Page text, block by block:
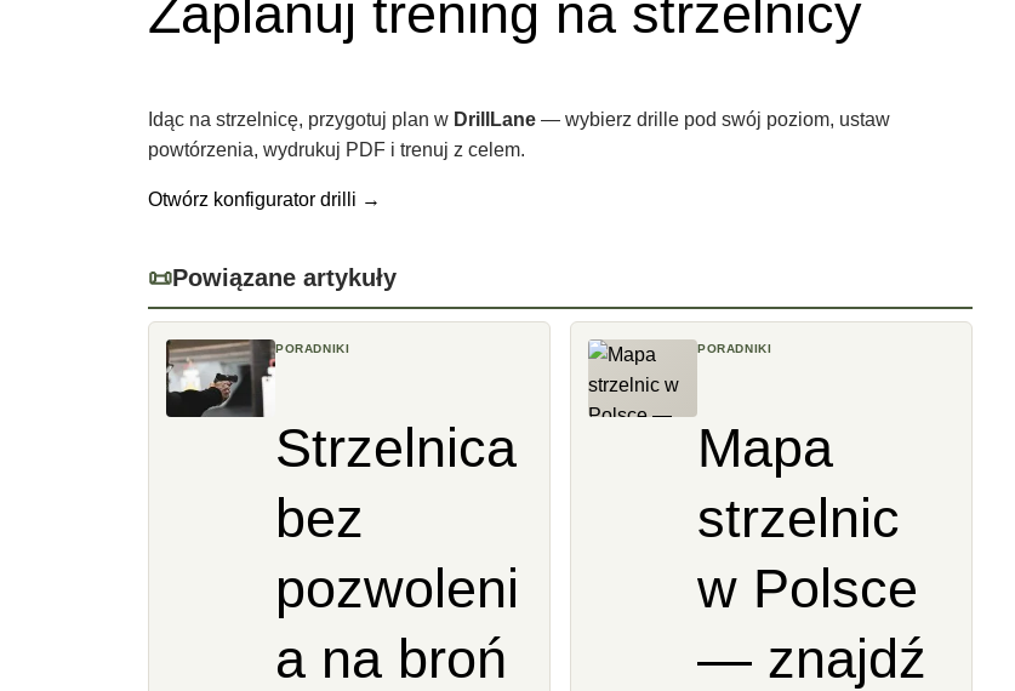
Zaplanuj trening na strzelnicy
Idąc na strzelnicę, przygotuj plan w DrillLane — wybierz drille pod swój poziom, ustaw
powtórzenia, wydrukuj PDF i trenuj z celem.
Otwórz konfigurator drilli →
📜Powiązane artykuły
PORADNIKI
Strzelnica
bez
pozwoleni
a na broń
PORADNIKI
Mapa
strzelnic
w Polsce
— znajdź